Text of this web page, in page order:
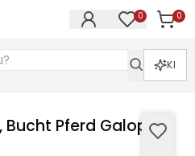
0 0
KI
Pferd Galop